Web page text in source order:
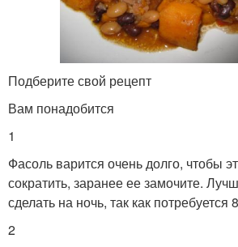
Подберите свой рецепт
Вам понадобится
1
Фасоль варится очень долго, чтобы
сократить, заранее ее замочите.
сделать на ночь, так как потребуется
2